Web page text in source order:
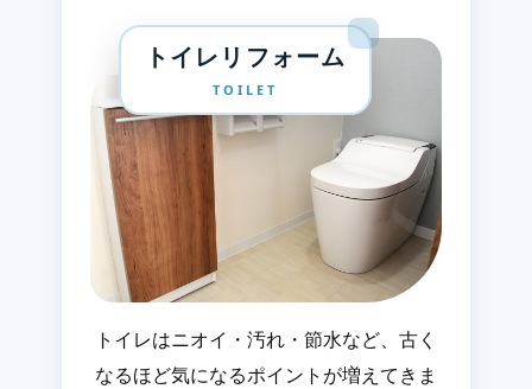
トイレリフォーム
TOILET
トイレはニオイ・汚れ・節水など、古く
なるほど気になるポイントが増えてきま